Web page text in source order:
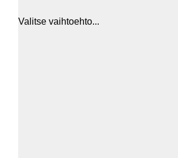
Valitse vaihtoehto...